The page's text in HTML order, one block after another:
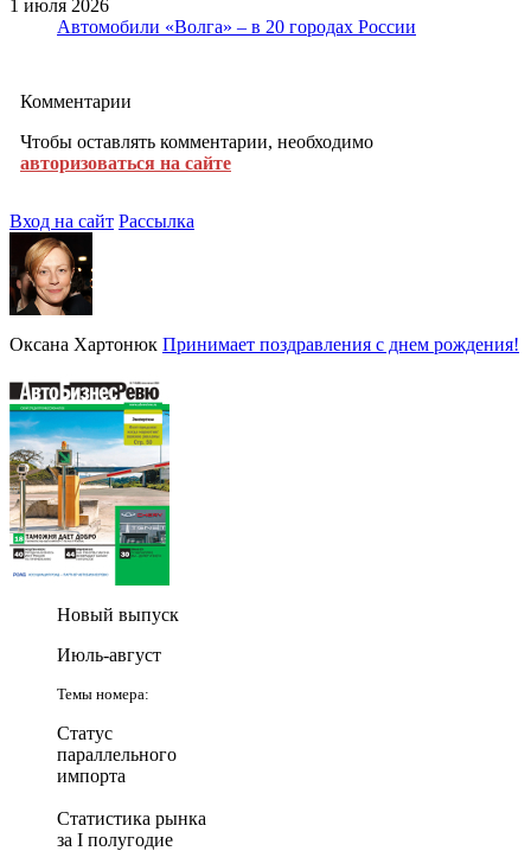
1 июля 2026
Автомобили «Волга» – в 20 городах России
Комментарии
Чтобы оставлять комментарии, необходимо
авторизоваться на сайте
Вход на сайт Рассылка
Оксана Хартонюк Принимает поздравления с днем рождения!
Новый выпуск
Июль-август
Темы номера:
Статус
параллельного
импорта
Статистика рынка
за I полугодие